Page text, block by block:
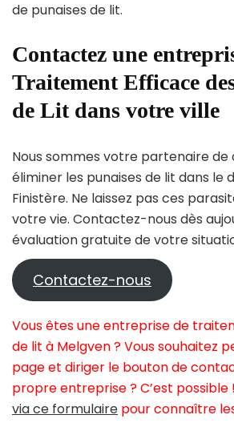
de punaises de lit.
Contactez une
Traitement Efficace
de Lit dans votre ville
Nous sommes votre partenaire
éliminer les punaises de lit dans le
Finistère. Ne laissez pas ces
votre vie. Contactez-nous dès
évaluation gratuite de votre
Contactez-nous
Vous êtes une entreprise de
de lit à Melgven ? Vous souhaitez
page et diriger le bouton de
propre entreprise ? C’est possible !
via ce formulaire pour connaître